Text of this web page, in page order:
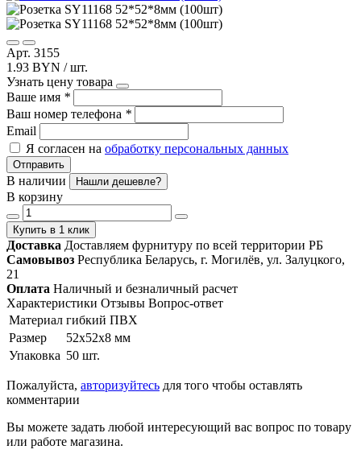
Арт. 3155
1.93 BYN / шт.
Узнать цену товара
Ваше имя *
Ваш номер телефона *
Email
Я согласен на обработку персональных данных
Отправить
В наличии Нашли дешевле?
В корзину
Купить в 1 клик
Доставка Доставляем фурнитуру по всей территории РБ
Самовывоз Республика Беларусь, г. Могилёв, ул. Залуцкого,
21
Оплата Наличный и безналичный расчет
Характеристики Отзывы Вопрос-ответ
Материал гибкий ПВХ
Размер
52х52х8 мм
Упаковка 50 шт.
Пожалуйста, авторизуйтесь для того чтобы оставлять
комментарии
Вы можете задать любой интересующий вас вопрос по товару
или работе магазина.